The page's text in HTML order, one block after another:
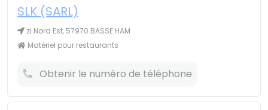
SLK (SARL)
zi Nord Est, 57970 BASSE HAM
Matériel pour restaurants
Obtenir le numéro de téléphone